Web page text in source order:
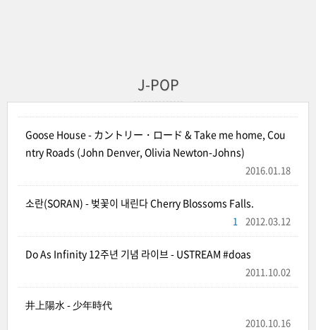
J-POP
Goose House - カントリー・ロード & Take me home, Cou
ntry Roads (John Denver, Olivia Newton-Johns)
2016.01.18
소란(SORAN) - 벚꽃이 내린다 Cherry Blossoms Falls.
2012.03.12
1
Do As Infinity 12주년 기념 라이브 - USTREAM #doas
2011.10.02
井上陽水 - 少年時代
2010.10.16